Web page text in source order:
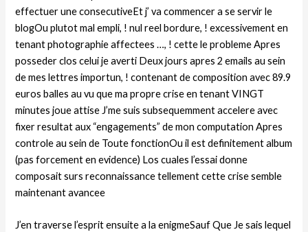
effectuer une consecutiveEt j’ va commencer a se servir le
blogOu plutot mal empli, ! nul reel bordure, ! excessivement en
tenant photographie affectees …, ! cette le probleme Apres
posseder clos celui je averti Deux jours apres 2 emails au sein
de mes lettres importun, ! contenant de composition avec 89.9
euros balles au vu que ma propre crise en tenant VINGT
minutes joue attise J’me suis subsequemment accelere avec
fixer resultat aux “engagements” de mon computation Apres
controle au sein de Toute fonctionOu il est definitement album
(pas forcement en evidence) Los cuales l’essai donne
composait surs reconnaissance tellement cette crise semble
maintenant avancee
J’en traverse l’esprit ensuite a la enigmeSauf Que Je sais lequel